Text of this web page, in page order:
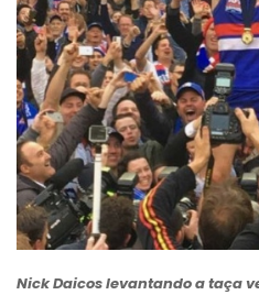
Nick Daicos levantando a taça